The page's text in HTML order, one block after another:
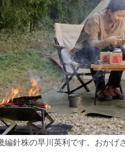
編針株の早川英利です。おかげ